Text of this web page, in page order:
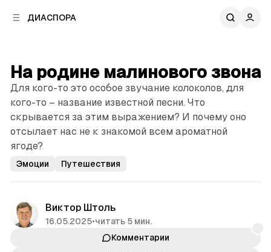
ДИАСПОРА
На родине малинового звона
Для кого-то это особое звучание колоколов, для
кого-то – название известной песни. Что
скрывается за этим выражением? И почему оно
отсылает нас не к знакомой всем ароматной
ягоде?
Эмоции Путешествия
Виктор Штоль
16.05.2025•читать 5 мин.
Комментарии